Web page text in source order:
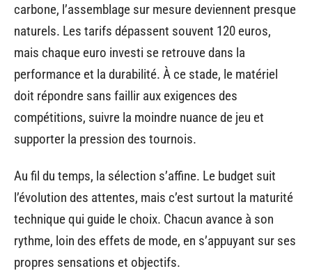
carbone, l’assemblage sur mesure deviennent presque
naturels. Les tarifs dépassent souvent 120 euros,
mais chaque euro investi se retrouve dans la
performance et la durabilité. À ce stade, le matériel
doit répondre sans faillir aux exigences des
compétitions, suivre la moindre nuance de jeu et
supporter la pression des tournois.
Au fil du temps, la sélection s’affine. Le budget suit
l’évolution des attentes, mais c’est surtout la maturité
technique qui guide le choix. Chacun avance à son
rythme, loin des effets de mode, en s’appuyant sur ses
propres sensations et objectifs.